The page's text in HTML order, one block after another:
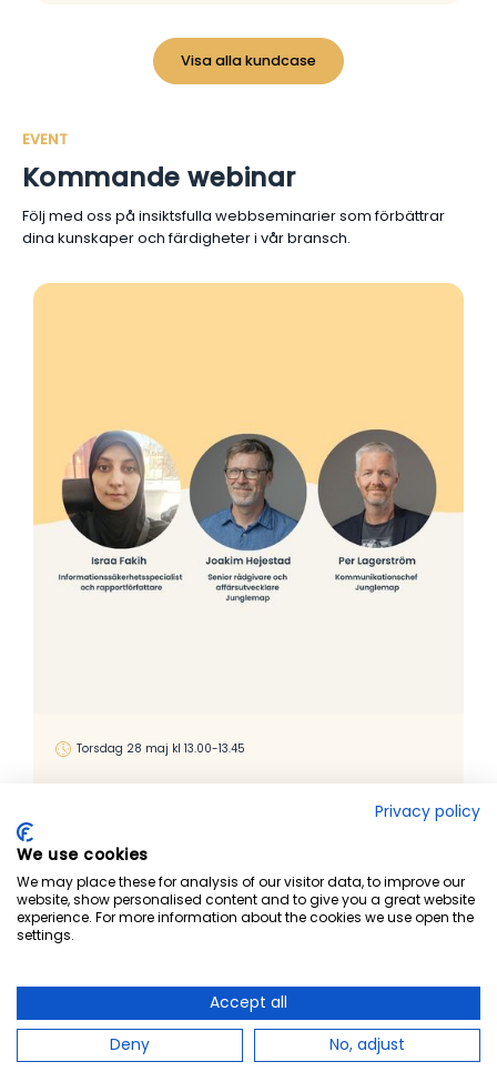
Visa alla kundcase
EVENT
Kommande webinar
Följ med oss på insiktsfulla webbseminarier som förbättrar
dina kunskaper och färdigheter i vår bransch.
Torsdag 28 maj kl 13.00-13.45
informationssäkerhet i offentlig
sektor
Antalet cyberattacker mot offentlig sektor är fortsatt på
en hög nivå. Med införandet av NIS2 och den svenska
cybersäkerhetslagen ökar kraven på offentlig sektor att
Medverkande
Israa Fakih, Informationssäkerhetsspecialist och
rapportförfattare
Privacy policy
We use cookies
We may place these for analysis of our visitor data, to improve our
website, show personalised content and to give you a great website
experience. For more information about the cookies we use open the
settings.
Accept all
Deny
No, adjust